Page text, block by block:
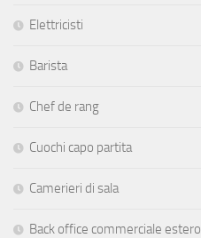
Elettricisti
Barista
Chef de rang
Cuochi capo partita
Camerieri di sala
Back office commerciale estero